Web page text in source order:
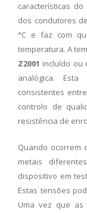
características
dos condutores
°C e faz com
temperatura. A
Z2001 incluído ou
analógica.
consistentes
controlo de
resistência de
Quando ocorrem
metais
dispositivo em
Estas tensões
Uma vez que